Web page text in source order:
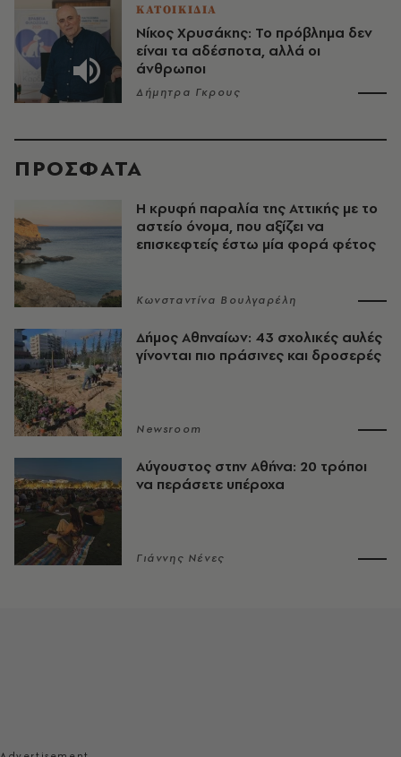
ΚΑΤΟΙΚΙΔΙΑ
Νίκος Χρυσάκης: Το πρόβλημα δεν
είναι τα αδέσποτα, αλλά οι
άνθρωποι
Δήμητρα Γκρους
ΠΡΟΣΦΑΤΑ
Η κρυφή παραλία της Αττικής με το
αστείο όνομα, που αξίζει να
επισκεφτείς έστω μία φορά φέτος
Κωνσταντίνα Βουλγαρέλη
Δήμος Αθηναίων: 43 σχολικές αυλές
γίνονται πιο πράσινες και δροσερές
Newsroom
Αύγουστος στην Αθήνα: 20 τρόποι
να περάσετε υπέροχα
Γιάννης Νένες